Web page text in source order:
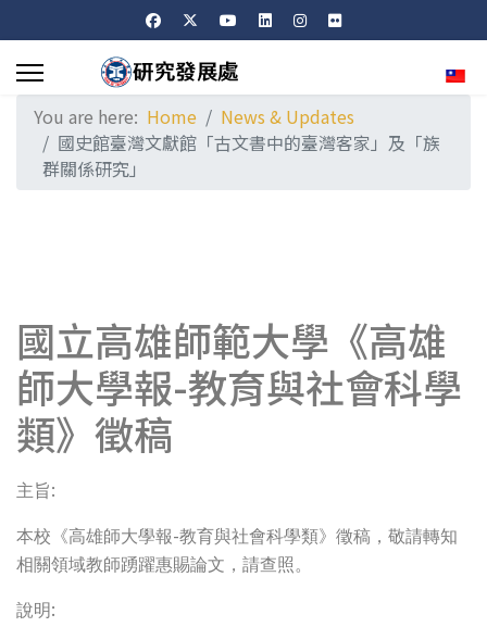
You are here: Home
News & Updates
國史館臺灣文獻館「古文書中的臺灣客家」及「族
群關係研究」
國立高雄師範大學《高雄
師大學報-教育與社會科學
類》徵稿
主旨:
本校《高雄師大學報-教育與社會科學類》徵稿，敬請轉知
相關領域教師踴躍惠賜論文，請查照。
說明: